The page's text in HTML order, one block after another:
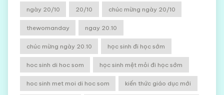
ngày 20/10 20/10 chúc mừng ngày 20/10
thewomanday ngay 20.10
chúc mừng ngày 20.10 học sinh đi học sớm
hoc sinh di hoc som học sinh mệt mỏi đi học sớm
hoc sinh met moi di hoc som kiến thức giáo dục mới